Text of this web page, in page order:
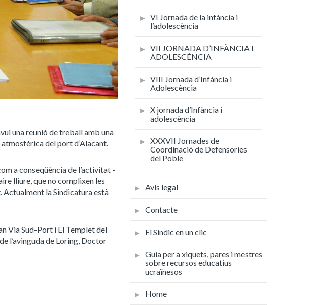
una reunió de treball amb una
del port d’Alacant.
a conseqüència de l’activitat -
lliure, que no complixen les
la Sindicatura està
Via Sud-Port i El Templet del
l’avinguda de Loring, Doctor
VI Jornada de la infància i
l’adolescència
VII JORNADA D’INFÀNCIA I
ADOLESCÈNCIA
VIII Jornada d’Infància i
Adolescència
X jornada d’Infància i
adolescència
XXXVII Jornades de
Coordinació de Defensories
del Poble
Avís legal
Contacte
El Síndic en un clic
Guia per a xiquets, pares i mestres
sobre recursos educatius
ucraïnesos
Home